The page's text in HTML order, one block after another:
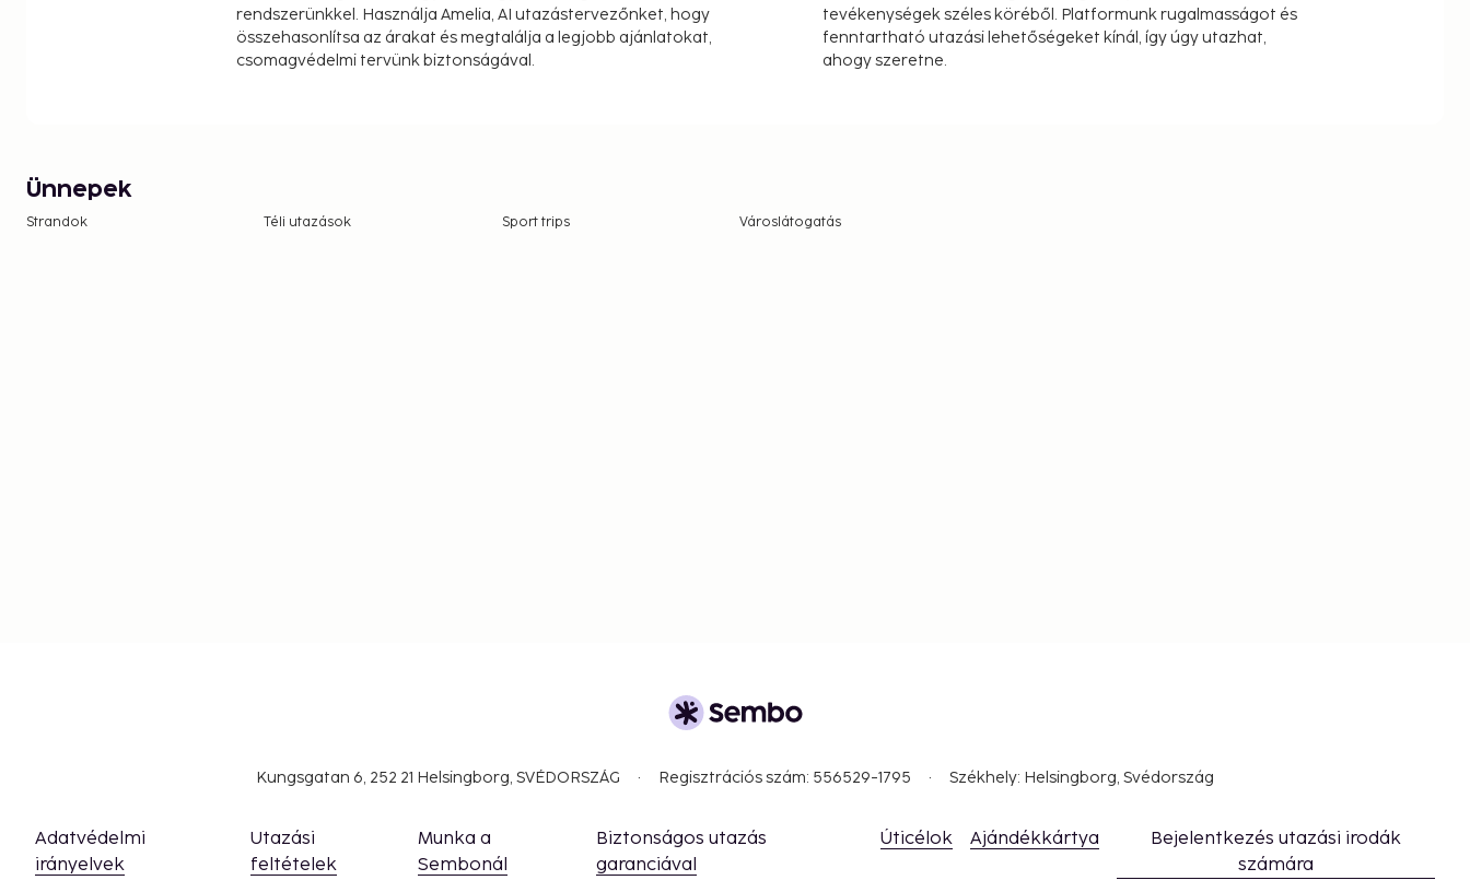
rendszerünkkel. Használja Amelia, AI utazástervezőnket, hogy
összehasonlítsa az árakat és megtalálja a legjobb ajánlatokat,
csomagvédelmi tervünk biztonságával.
tevékenységek széles köréből. Platformunk rugalmasságot és
fenntartható utazási lehetőségeket kínál, így úgy utazhat,
ahogy szeretne.
Ünnepek
Strandok Téli utazások Sport trips Városlátogatás
Kungsgatan 6, 252 21 Helsingborg, SVÉDORSZÁG Regisztrációs szám: 556529-1795 Székhely: Helsingborg, Svédország
Adatvédelmi
irányelvek
Utazási
feltételek
Munka a
Sembonál
Biztonságos utazás
garanciával
Úticélok Ajándékkártya
Bejelentkezés utazási irodák
számára